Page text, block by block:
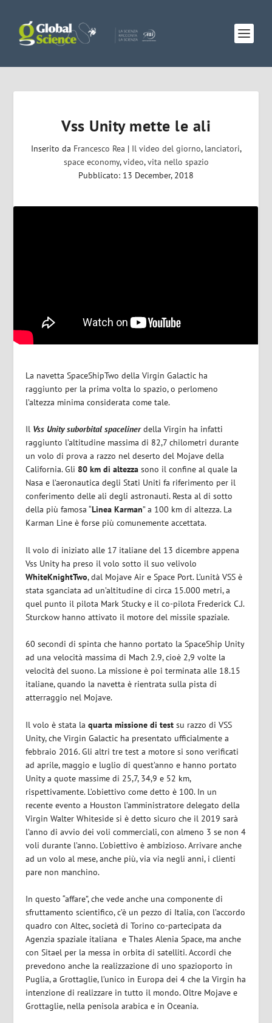
Vss Unity mette le ali
Inserito da Francesco Rea | Il video del giorno, lanciatori,
space economy,video,vita nello spazio
Pubblicato: 13 December, 2018
La navetta SpaceShipTwo della Virgin Galactic ha
raggiunto per la prima volta lo spazio, o perlomeno
l’altezza minima considerata come tale.
Il Vss Unity suborbital spacelinerdella Virgin ha infatti
raggiunto l’altitudine massima di 82,7 chilometri durante
un volo di prova a razzo nel deserto del Mojave della
California. Gli 80 km di altezza sono il confine al quale la
Nasa e l’aeronautica degli Stati Uniti fa riferimento per il
conferimento delle ali degli astronauti. Resta al di sotto
della più famosa “Linea Karman” a 100 km di altezza. La
Karman Line è forse più comunemente accettata.
Il volo di iniziato alle 17 italiane del 13 dicembre appena
Vss Unity ha preso il volo sotto il suo velivolo
WhiteKnightTwo, dal Mojave Air e Space Port. L’unità VSS è
stata sganciata ad un’altitudine di circa 15.000 metri, a
quel punto il pilota Mark Stucky e il co-pilota Frederick C.J.
Sturckow hanno attivato il motore del missile spaziale.
60 secondi di spinta che hanno portato la SpaceShip Unity
ad una velocità massima di Mach 2.9, cioè 2,9 volte la
velocità del suono. La missione è poi terminata alle 18.15
italiane, quando la navetta è rientrata sulla pista di
atterraggio nel Mojave.
Il volo è stata laquarta missione di testsu razzo di VSS
Unity, che Virgin Galactic ha presentato ufficialmente a
febbraio 2016. Gli altri tre test a motore si sono verificati
ad aprile, maggio e luglio di quest’anno e hanno portato
Unity a quote massime di 25,7, 34,9 e 52 km,
rispettivamente. L’obiettivo come detto è 100. In un
recente evento a Houston l’amministratore delegato della
Virgin Walter Whiteside si è detto sicuro che il 2019 sarà
l’anno di avvio dei voli commerciali, con almeno 3 se non 4
voli durante l’anno. L’obiettivo è ambizioso. Arrivare anche
ad un volo al mese, anche più, via via negli anni, i clienti
pare non manchino.
In questo “affare”, che vede anche una componente di
sfruttamento scientifico, c’è un pezzo di Italia, con l’accordo
quadro con Altec, società di Torino co-partecipata da
Agenzia spaziale italiana e Thales Alenia Space, ma anche
con Sitael per la messa in orbita di satelliti. Accordi che
prevedono anche la realizzazione di uno spazioporto in
Puglia, a Grottaglie, l’unico in Europa dei 4 che la Virgin ha
intenzione di realizzare in tutto il mondo. Oltre Mojave e
Grottaglie, nella penisola arabica e in Oceania.